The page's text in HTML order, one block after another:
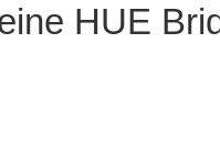
HUE